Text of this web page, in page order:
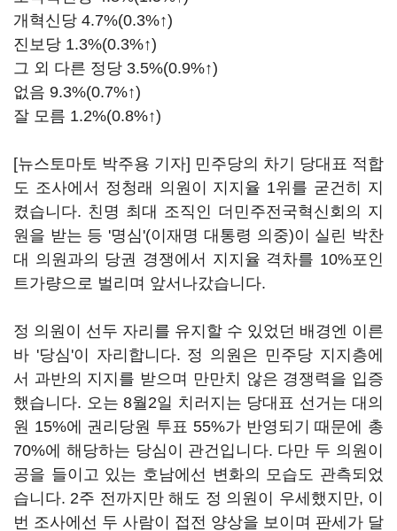
개혁신당 4.7%(0.3%↑)
진보당 1.3%(0.3%↑)
그 외 다른 정당 3.5%(0.9%↑)
없음 9.3%(0.7%↑)
잘 모름 1.2%(0.8%↑)
[뉴스토마토 박주용 기자] 민주당의 차기 당대표 적합
도 조사에서 정청래 의원이 지지율 1위를 굳건히 지
켰습니다. 친명 최대 조직인 더민주전국혁신회의 지
원을 받는 등 '명심'(이재명 대통령 의중)이 실린 박찬
대 의원과의 당권 경쟁에서 지지율 격차를 10%포인
트가량으로 벌리며 앞서나갔습니다.
정 의원이 선두 자리를 유지할 수 있었던 배경엔 이른
바 '당심'이 자리합니다. 정 의원은 민주당 지지층에
서 과반의 지지를 받으며 만만치 않은 경쟁력을 입증
했습니다. 오는 8월2일 치러지는 당대표 선거는 대의
원 15%에 권리당원 투표 55%가 반영되기 때문에 총
70%에 해당하는 당심이 관건입니다. 다만 두 의원이
공을 들이고 있는 호남에선 변화의 모습도 관측되었
습니다. 2주 전까지만 해도 정 의원이 우세했지만, 이
번 조사에선 두 사람이 접전 양상을 보이며 판세가 달